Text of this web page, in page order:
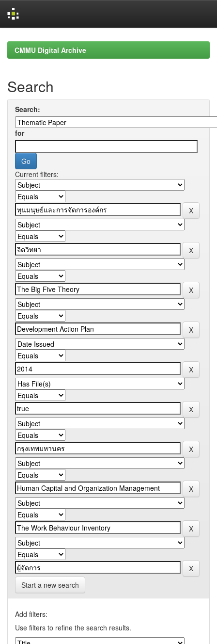
navigationCMMU Digital Archive
Search
Search:
for
Current filters:
Start a new search
Add filters:
Use filters to refine the search results.